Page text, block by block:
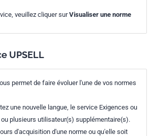
veuillez cliquer surVisualiser une norme
UPSELL
permet de faire évoluer l'une de vos normes
une nouvelle langue, le service Exigences ou
ou plusieurs utilisateur(s) supplémentaire(s).
d'acquisition d'une norme ou qu'elle soit